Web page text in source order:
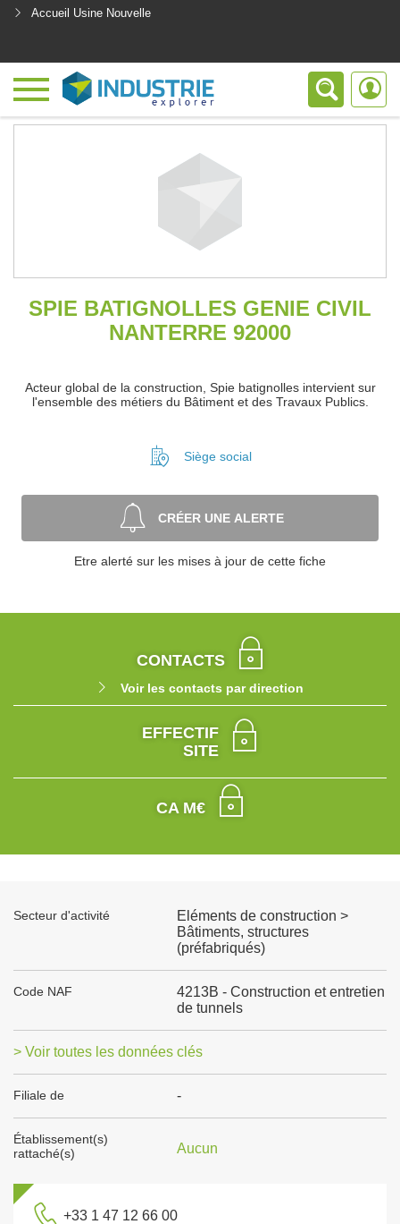
Accueil Usine Nouvelle
SPIE BATIGNOLLES GENIE CIVIL
NANTERRE 92000
Acteur global de la construction, Spie batignolles intervient sur
l'ensemble des métiers du Bâtiment et des Travaux Publics.
Siège social
CRÉER UNE ALERTE
Etre alerté sur les mises à jour de cette fiche
CONTACTS
Voir les contacts par direction
EFFECTIF
SITE
CA M€
Secteur d'activité
Eléments de construction >
Bâtiments, structures
(préfabriqués)
Code NAF
4213B - Construction et entretien
de tunnels
> Voir toutes les données clés
Filiale de -
Établissement(s)
rattaché(s)
Aucun
+33 1 47 12 66 00